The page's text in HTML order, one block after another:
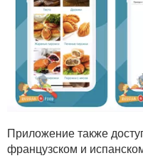
Приложение также
французском и